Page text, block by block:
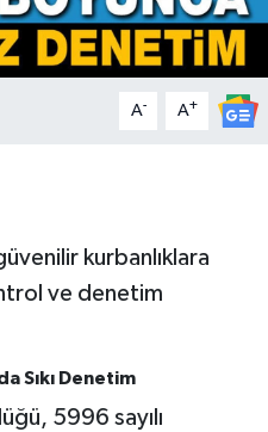
A- A+
kurbanlıklara
ve denetim
Sıkı Denetim
5996 sayılı